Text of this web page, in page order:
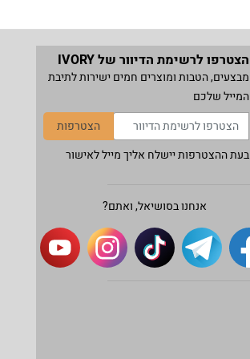
הצטרפו לרשימת הדיוור של IVORY
מבצעים, הטבות ומוצרים חמים ישירות לתיבת
המייל שלכם
הצטרפות
בעת ההצטרפות יישלח אליך מייל לאישור
אנחנו בסושיאל, ואתם?